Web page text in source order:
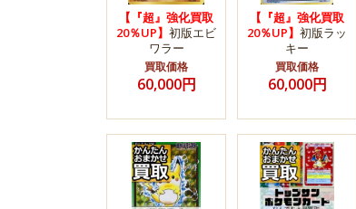
【『超』強化買取
20％UP】 初版エビ
ワラー
買取価格
60,000円
【『超』強化買取
20％UP】 初版ラッ
キー
買取価格
60,000円